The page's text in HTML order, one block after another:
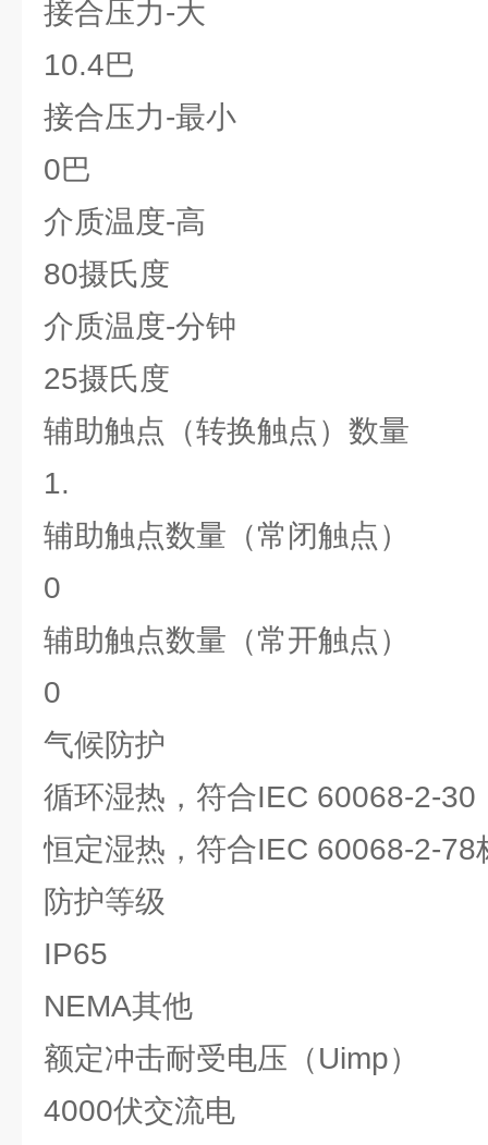
接合压力-大
10.4巴
接合压力-最小
0巴
介质温度-高
80摄氏度
介质温度-分钟
25摄氏度
辅助触点（转换触点）数量
1.
辅助触点数量（常闭触点）
0
辅助触点数量（常开触点）
0
气候防护
循环湿热，符合IEC 60068-2-30
恒定湿热，符合IEC 60068-2-78
防护等级
IP65
NEMA其他
额定冲击耐受电压（Uimp）
4000伏交流电